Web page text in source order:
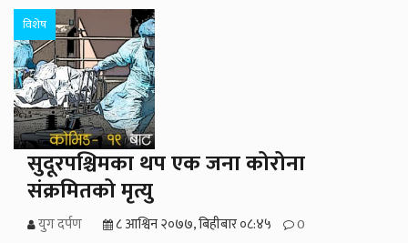
विशेष
सुदूरपश्चिमका थप एक जना कोरोना
संक्रमितको मृत्यु
युग दर्पण ८ आश्विन २०७७, बिहीबार ०८:४५ 0